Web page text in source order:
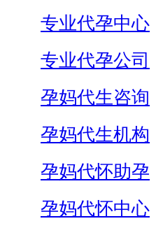
专业代孕中心
专业代孕公司
孕妈代生咨询
孕妈代生机构
孕妈代怀助孕
孕妈代怀中心